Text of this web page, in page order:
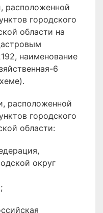
расположенной
городского
области на
наименование
6
расположенной
городского
области:
округ